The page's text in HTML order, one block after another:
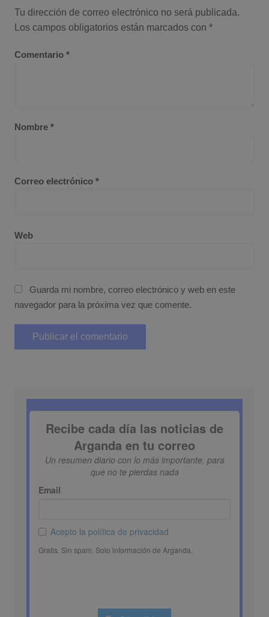
Tu dirección de correo electrónico no será publicada.
Los campos obligatorios están marcados con *
Comentario *
Nombre *
Correo electrónico *
Web
Guarda mi nombre, correo electrónico y web en este
navegador para la próxima vez que comente.